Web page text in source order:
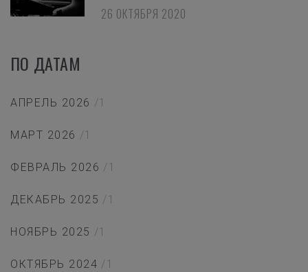
26 ОКТЯБРЯ 2020
ПО ДАТАМ
АПРЕЛЬ 2026 /1
МАРТ 2026 /1
ФЕВРАЛЬ 2026 /1
ДЕКАБРЬ 2025 /1
НОЯБРЬ 2025 /1
ОКТЯБРЬ 2024 /1